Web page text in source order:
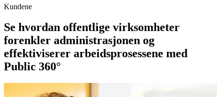
Kundene
Se hvordan offentlige virksomheter
forenkler administrasjonen og
effektiviserer arbeidsprosessene med
Public 360°